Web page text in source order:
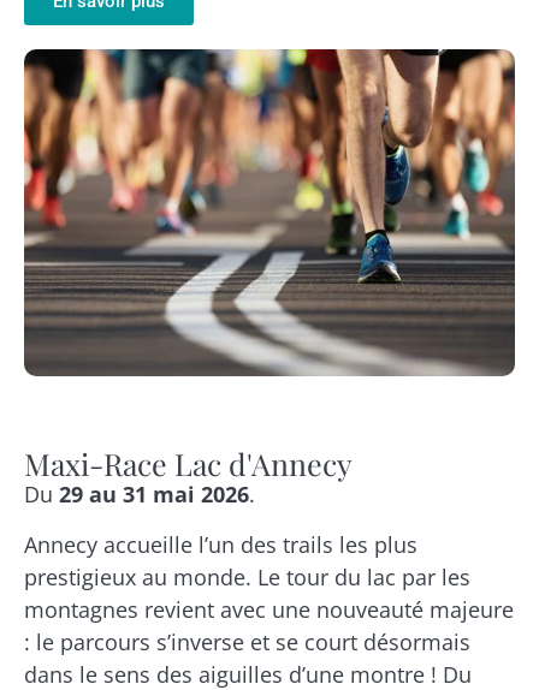
Maxi-Race Lac d'Annecy
Du 29 au 31 mai 2026.
Annecy accueille l’un des trails les plus
prestigieux au monde. Le tour du lac par les
montagnes revient avec une nouveauté majeure
: le parcours s’inverse et se court désormais
dans le sens des aiguilles d’une montre ! Du